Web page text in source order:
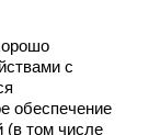
с
обеспечение
(в том числе